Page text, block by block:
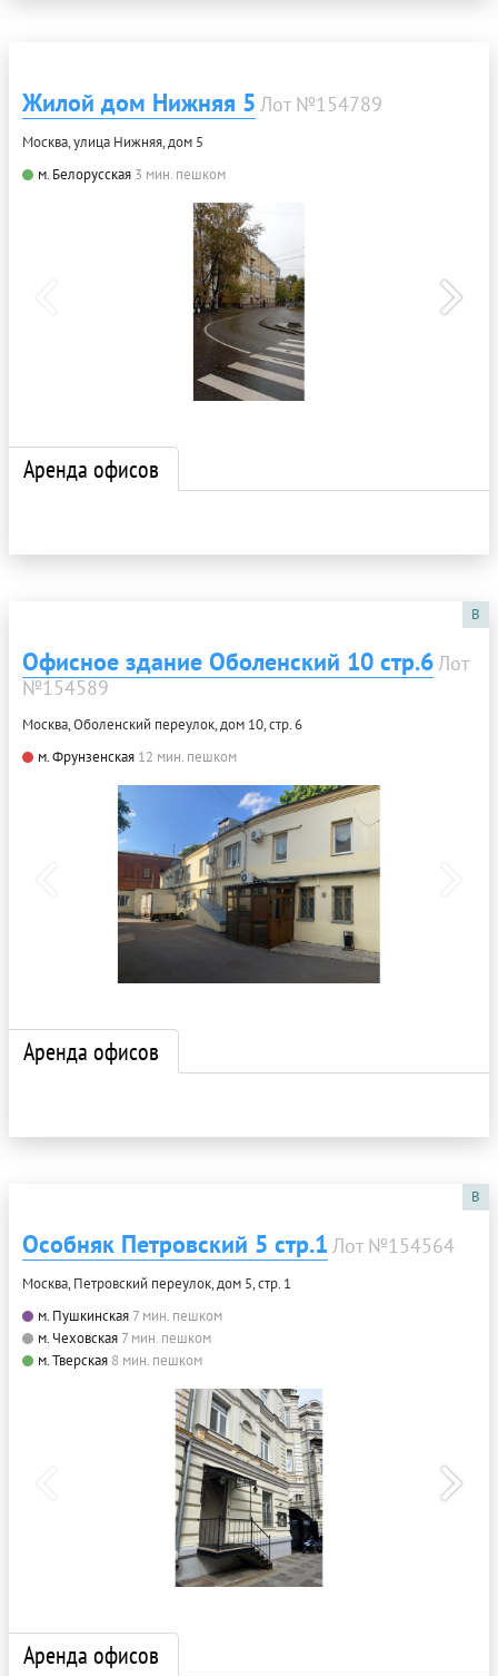
Жилой дом Нижняя 5 Лот №154789
Москва, улица Нижняя, дом 5
м. Белорусская 3 мин. пешком
Аренда офисов
B
Офисное здание Оболенский 10 стр.6Лот
№154589
Москва, Оболенский переулок, дом 10, стр. 6
м. Фрунзенская 12 мин. пешком
Аренда офисов
B
Особняк Петровский 5 стр.1 Лот №154564
Москва, Петровский переулок, дом 5, стр. 1
м. Пушкинская 7 мин. пешком
м. Чеховская 7 мин. пешком
м. Тверская 8 мин. пешком
Аренда офисов